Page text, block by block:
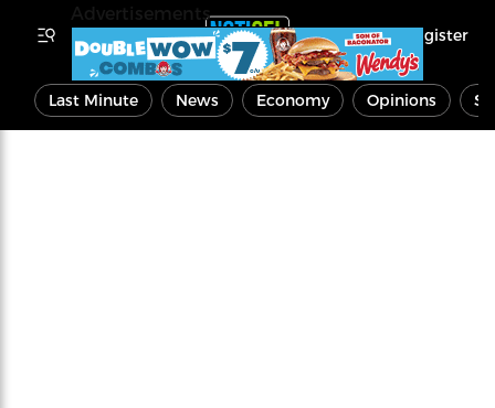
Register
Last Minute News Economy Opinions
Advertisements